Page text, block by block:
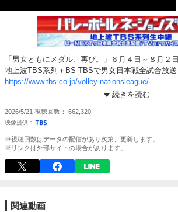
「男女ともにメダル、再び。」６月４日～８月２日
地上波TBS系列＋BS-TBSで男女日本戦全試合放送
https://www.tbs.co.jp/volley-nationsleague/
U-NEXTで日本戦全試合生配信 続きを読む
2026/5/21 視聴回数 662,320
※視聴回数はデータの配信があり次第、更新します。
※リンクは外部サイトの場合があります。
関連動画